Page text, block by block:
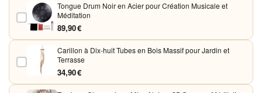
Tongue Drum Noir en Acier pour Création Musicale et
Méditation
89,90 €
Carillon à Dix-huit Tubes en Bois Massif pour Jardin et
Terrasse
34,90 €